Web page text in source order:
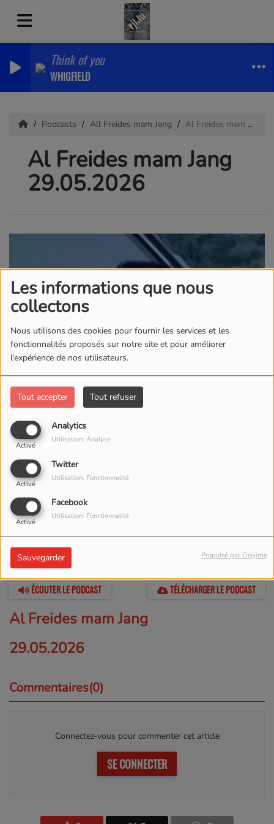
Les informations que nous
collectons
Nous utilisons des cookies pour fournir les services et les
fonctionnalités proposés sur notre site et pour améliorer
l'expérience de nos utilisateurs.
Tout accepter Tout refuser
Analytics
Activé
Utilisation: Analyse
Twitter
Activé
Utilisation: Fonctionnalité
Facebook
Activé
Utilisation: Fonctionnalité
Sauvegarder Propulsé par Orejime
Think of you
WHIGFIELD
Podcasts All Freides mam Jang Al Freides mam Jang 29.05.2026
Al Freides mam Jang
29.05.2026
01 JUIN 2026 -
ÉCOUTER LE PODCAST TÉLÉCHARGER LE PODCAST
Al Freides mam Jang
29.05.2026
Commentaires(0)
Connectez-vous pour commenter cet article
SE CONNECTER